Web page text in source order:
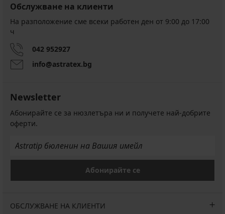
Обслужване на клиенти
На разположение сме всеки работен ден от 9:00 до 17:00
ч
042 952927
info@astratex.bg
Newsletter
Абонирайте се за нюзлетъра ни и получете най-добрите
оферти.
Абонирайте се
ОБСЛУЖВАНЕ НА КЛИЕНТИ